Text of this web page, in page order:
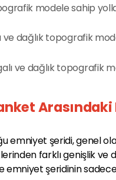
modele sahip
ve dağlık topografik
ve dağlık
Arasındaki
emniyet şeridi, genel
farklı genişlik ve
emniyet şeridinin